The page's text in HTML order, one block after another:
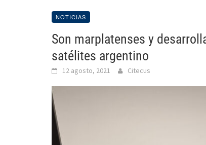
NOTICIAS
Son marplatenses y
satélites argentino
12 agosto, 2021 Citecus